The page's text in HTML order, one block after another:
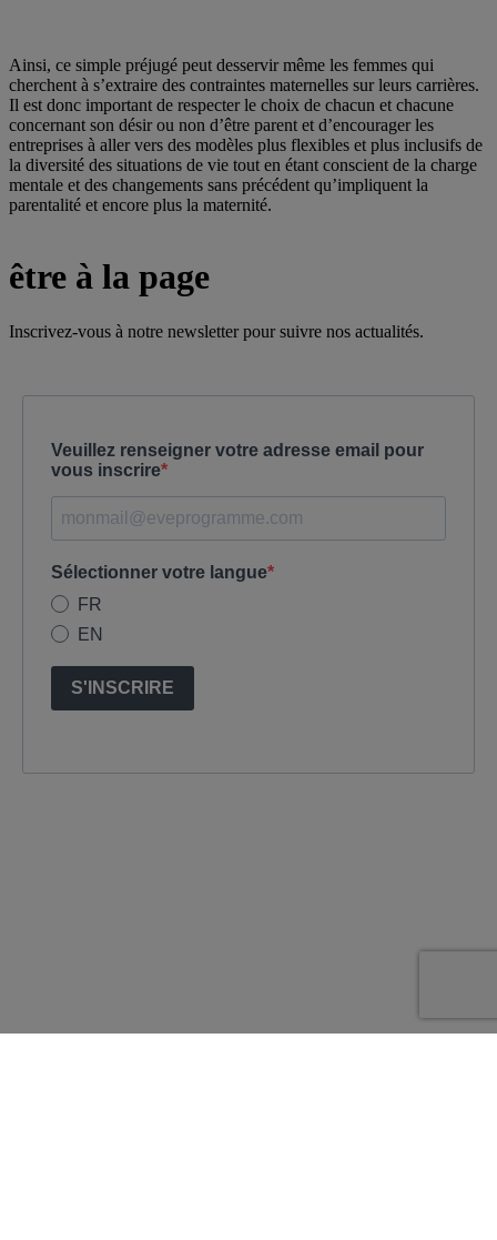
Ainsi, ce simple préjugé peut desservir même les femmes qui
cherchent à s’extraire des contraintes maternelles sur leurs carrières.
Il est donc important de respecter le choix de chacun et chacune
concernant son désir ou non d’être parent et d’encourager les
entreprises à aller vers des modèles plus flexibles et plus inclusifs de
la diversité des situations de vie tout en étant conscient de la charge
mentale et des changements sans précédent qu’impliquent la
parentalité et encore plus la maternité.
être à la page
Inscrivez-vous à notre newsletter pour suivre nos actualités.
Veuillez renseigner votre adresse email pour
vous inscrire
Sélectionner votre langue
FR
EN
S'INSCRIRE